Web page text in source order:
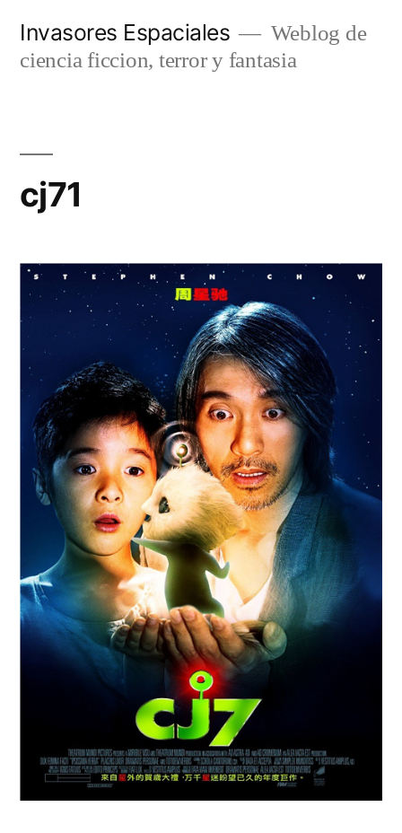
Invasores Espaciales
Weblog de
ciencia ficcion, terror y fantasia
cj71